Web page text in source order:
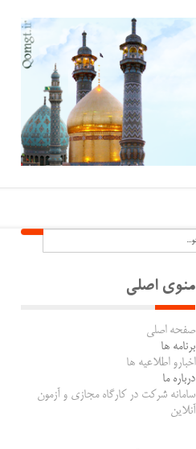
منوی اصلی
صفحه اصلی
برنامه ها
اخبارو اطلاعیه ها
درباره ما
سامانه شرکت در کارگاه مجازی و آزمون
آنلاین